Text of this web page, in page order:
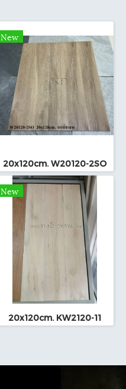
New
20x120cm. W20120-2SO
New
20x120cm. KW2120-11